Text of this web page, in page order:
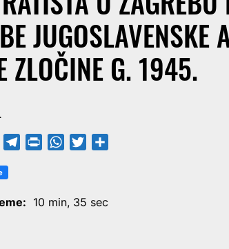
JUGOSLAVENSKE
ZLOČINE G. 1945.
TelegramPrintFriendly
WhatsApp
Twitter
10 min, 35 sec